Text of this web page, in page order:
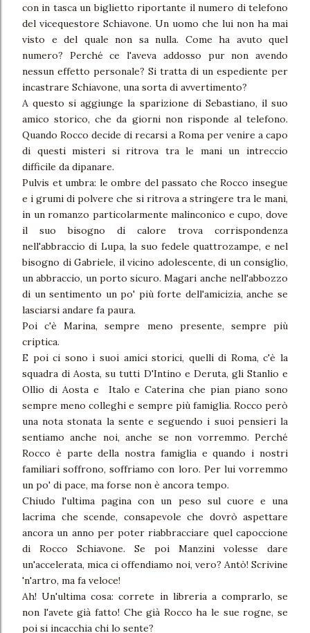
con in tasca un biglietto riportante il numero di telefono
del vicequestore Schiavone. Un uomo che lui non ha mai
visto e del quale non sa nulla. Come ha avuto quel
numero? Perché ce l'aveva addosso pur non avendo
nessun effetto personale? Si tratta di un espediente per
incastrare Schiavone, una sorta di avvertimento?
A questo si aggiunge la sparizione di Sebastiano, il suo
amico storico, che da giorni non risponde al telefono.
Quando Rocco decide di recarsi a Roma per venire a capo
di questi misteri si ritrova tra le mani un intreccio
difficile da dipanare.
Pulvis et umbra: le ombre del passato che Rocco insegue
e i grumi di polvere che si ritrova a stringere tra le mani,
in un romanzo particolarmente malinconico e cupo, dove
il suo bisogno di calore trova corrispondenza
nell'abbraccio di Lupa, la suo fedele quattrozampe, e nel
bisogno di Gabriele, il vicino adolescente, di un consiglio,
un abbraccio, un porto sicuro. Magari anche nell'abbozzo
di un sentimento un po' più forte dell'amicizia, anche se
lasciarsi andare fa paura.
Poi c'è Marina, sempre meno presente, sempre più
criptica.
E poi ci sono i suoi amici storici, quelli di Roma, c'è la
squadra di Aosta, su tutti D'Intino e Deruta, gli Stanlio e
Ollio di Aosta e Italo e Caterina che pian piano sono
sempre meno colleghi e sempre più famiglia. Rocco però
una nota stonata la sente e seguendo i suoi pensieri la
sentiamo anche noi, anche se non vorremmo. Perché
Rocco è parte della nostra famiglia e quando i nostri
familiari soffrono, soffriamo con loro. Per lui vorremmo
un po' di pace, ma forse non è ancora tempo.
Chiudo l'ultima pagina con un peso sul cuore e una
lacrima che scende, consapevole che dovrò aspettare
ancora un anno per poter riabbracciare quel capoccione
di Rocco Schiavone. Se poi Manzini volesse dare
un'accelerata, mica ci offendiamo noi, vero? Antò! Scrivine
'n'artro, ma fa veloce!
Ah! Un'ultima cosa: correte in libreria a comprarlo, se
non l'avete già fatto! Che già Rocco ha le sue rogne, se
poi si incacchia chi lo sente?